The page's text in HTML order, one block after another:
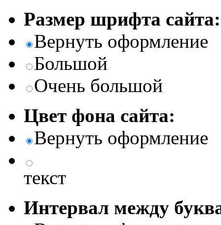
Размер шрифта сайта:
Вернуть оформление
Большой
Очень большой
Цвет фона сайта:
Вернуть оформление
текст
Интервал между